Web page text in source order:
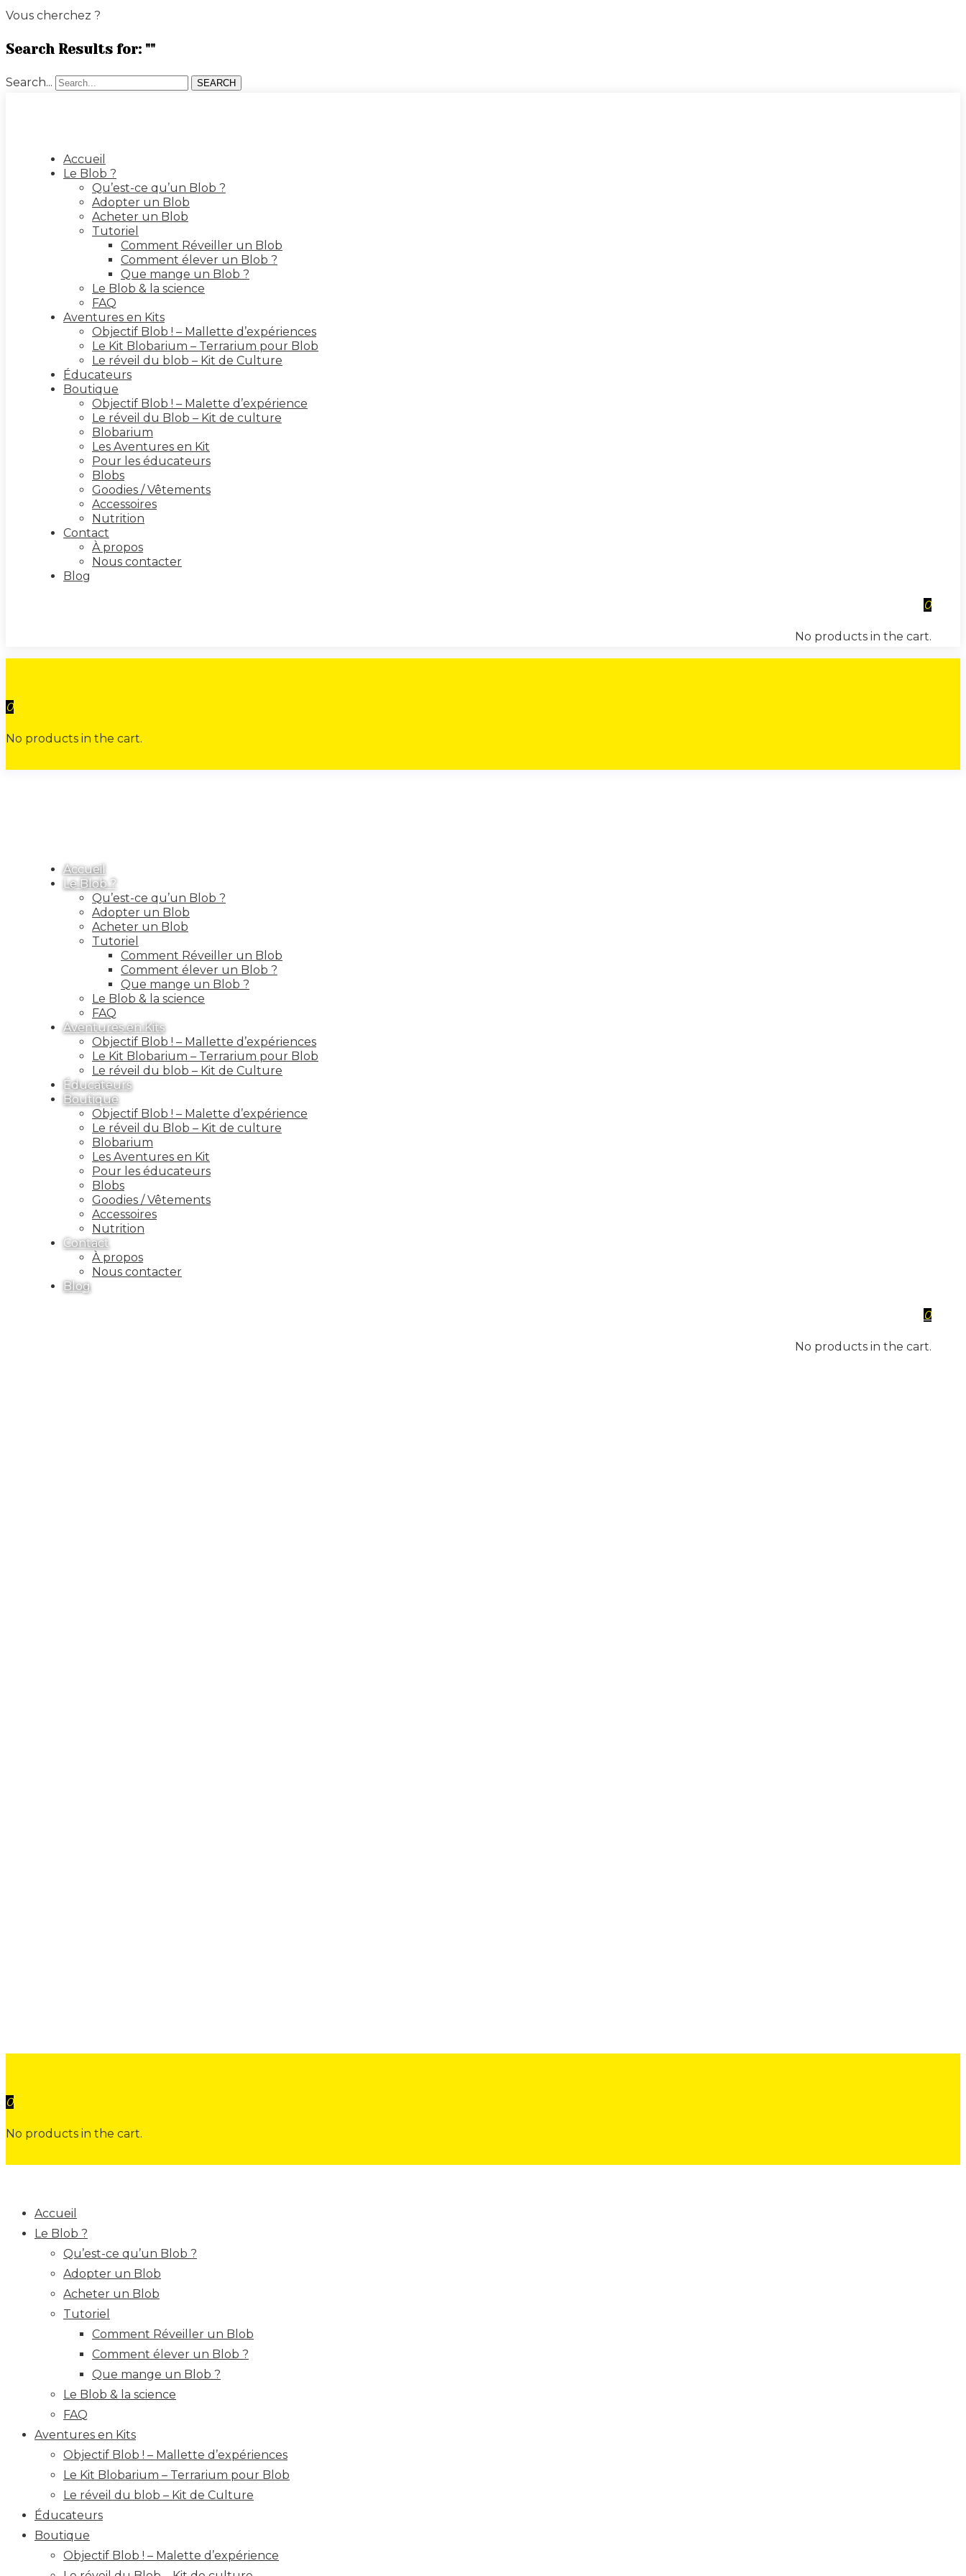
Vous cherchez ?
Search Results for: ""
Search... SEARCH
Accueil
Le Blob ?
Qu’est-ce qu’un Blob ?
Adopter un Blob
Acheter un Blob
Tutoriel
Comment Réveiller un Blob
Comment élever un Blob ?
Que mange un Blob ?
Le Blob & la science
FAQ
Aventures en Kits
Objectif Blob ! – Mallette d’expériences
Le Kit Blobarium – Terrarium pour Blob
Le réveil du blob – Kit de Culture
Éducateurs
Boutique
Objectif Blob ! – Malette d’expérience
Le réveil du Blob – Kit de culture
Blobarium
Les Aventures en Kit
Pour les éducateurs
Blobs
Goodies / Vêtements
Accessoires
Nutrition
Contact
À propos
Nous contacter
Blog
0
No products in the cart.
0
No products in the cart.
Accueil
Le Blob ?
Qu’est-ce qu’un Blob ?
Adopter un Blob
Acheter un Blob
Tutoriel
Comment Réveiller un Blob
Comment élever un Blob ?
Que mange un Blob ?
Le Blob & la science
FAQ
Aventures en Kits
Objectif Blob ! – Mallette d’expériences
Le Kit Blobarium – Terrarium pour Blob
Le réveil du blob – Kit de Culture
Éducateurs
Boutique
Objectif Blob ! – Malette d’expérience
Le réveil du Blob – Kit de culture
Blobarium
Les Aventures en Kit
Pour les éducateurs
Blobs
Goodies / Vêtements
Accessoires
Nutrition
Contact
À propos
Nous contacter
Blog
0
No products in the cart.
0
No products in the cart.
Accueil
Le Blob ?
Qu’est-ce qu’un Blob ?
Adopter un Blob
Acheter un Blob
Tutoriel
Comment Réveiller un Blob
Comment élever un Blob ?
Que mange un Blob ?
Le Blob & la science
FAQ
Aventures en Kits
Objectif Blob ! – Mallette d’expériences
Le Kit Blobarium – Terrarium pour Blob
Le réveil du blob – Kit de Culture
Éducateurs
Boutique
Objectif Blob ! – Malette d’expérience